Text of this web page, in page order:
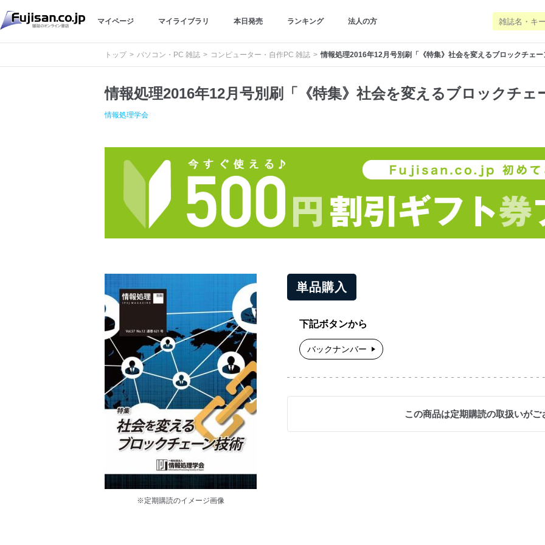
マイページ マイライブラリ 本日発売 ランキング 法人の方
トップ パソコン・PC 雑誌 コンピューター・自作PC 雑誌 情報処理2016年12月号別刷「《特集》社会を変えるブロックチェー
情報処理2016年12月号別刷「《特集》社会を変えるブロックチェ
情報処理学会
※定期購読のイメージ画像
単品購入
下記ボタンから
バックナンバー
この商品は定期購読の取扱いがご